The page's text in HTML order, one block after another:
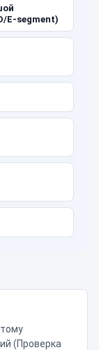
E-segment)
(Проверка